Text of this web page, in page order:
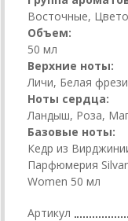
Восточные,
Объем:
50 мл
Верхние ноты:
Личи, Белая
Ноты сердца:
Ландыш, Роза,
Базовые ноты:
Кедр из
Парфюмерия
Women 50 мл
Артикул